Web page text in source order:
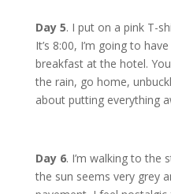
Day 5. I put on a pink T-
It’s 8:00, I’m going to
breakfast at the hotel.
the rain, go home,
about putting everything
Day 6. I’m walking to the
the sun seems very grey